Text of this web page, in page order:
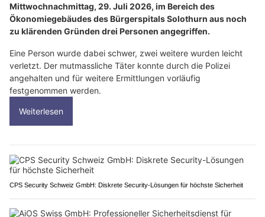
Mittwochnachmittag, 29. Juli 2026, im Bereich des
Ökonomiegebäudes des Bürgerspitals Solothurn aus noch
zu klärenden Gründen drei Personen angegriffen.
Eine Person wurde dabei schwer, zwei weitere wurden leicht
verletzt. Der mutmassliche Täter konnte durch die Polizei
angehalten und für weitere Ermittlungen vorläufig
festgenommen werden.
Weiterlesen
CPS Security Schweiz GmbH: Diskrete Security-Lösungen für höchste Sicherheit